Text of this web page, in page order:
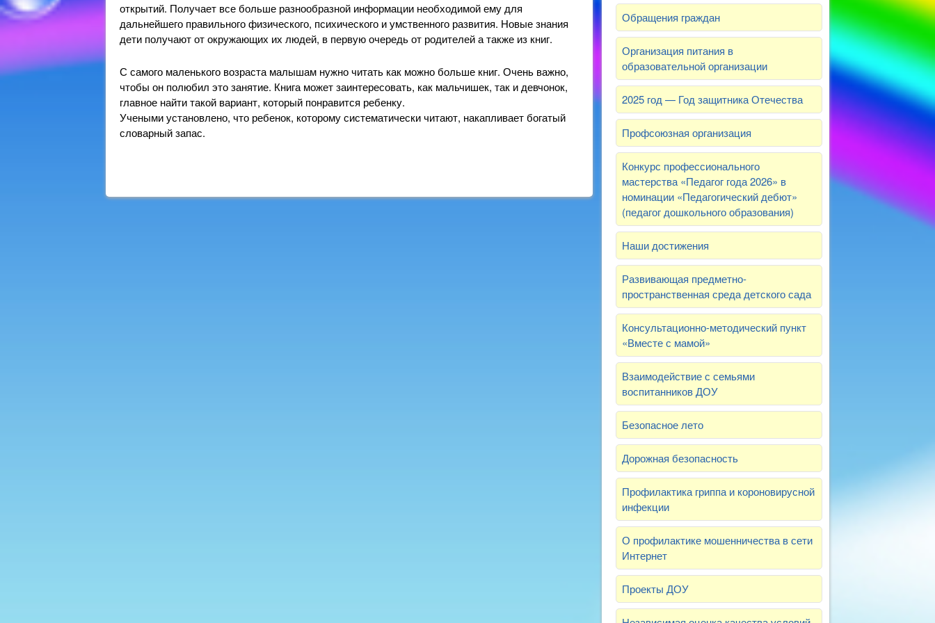
открытий. Получает все больше разнообразной информации необходимой ему для
дальнейшего правильного физического, психического и умственного развития. Новые знания
дети получают от окружающих их людей, в первую очередь от родителей а также из книг.
С самого маленького возраста малышам нужно читать как можно больше книг. Очень важно,
чтобы он полюбил это занятие. Книга может заинтересовать, как мальчишек, так и девчонок,
главное найти такой вариант, который понравится ребенку.
Учеными установлено, что ребенок, которому систематически читают, накапливает богатый
словарный запас.
Обращения граждан
Организация питания в
образовательной организации
2025 год — Год защитника Отечества
Профсоюзная организация
Конкурс профессионального
мастерства «Педагог года 2026» в
номинации «Педагогический дебют»
(педагог дошкольного образования)
Наши достижения
Развивающая предметно-
пространственная среда детского сада
Консультационно-методический пункт
«Вместе с мамой»
Взаимодействие с семьями
воспитанников ДОУ
Безопасное лето
Дорожная безопасность
Профилактика гриппа и короновирусной
инфекции
О профилактике мошенничества в сети
Интернет
Проекты ДОУ